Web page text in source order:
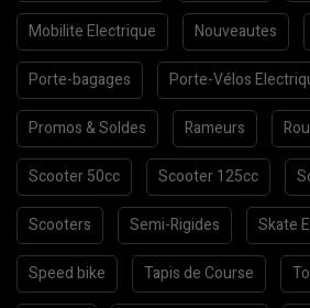
Mobilite Electrique Nouveautes
Porte-bagages Porte-Vélos
Promos & Soldes Rameurs
Scooter 50cc Scooter 125cc
Scooters Semi-Rigides Skate
Speed bike Tapis de Course